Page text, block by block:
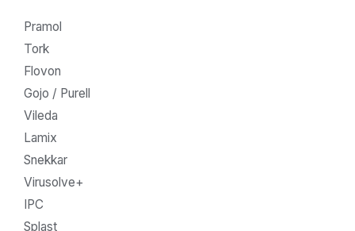
Pramol
Tork
Flovon
Gojo / Purell
Vileda
Lamix
Snekkar
Virusolve+
IPC
Splast